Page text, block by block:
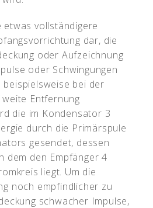
etwas vollständigere
dar, die
oder Aufzeichnung
oder Schwingungen
beispielsweise bei der
Entfernung
die im Kondensator 3
durch die Primärspule
gesendet, dessen
dem den Empfänger 4
liegt. Um die
noch empfindlicher zu
schwacher Impulse,